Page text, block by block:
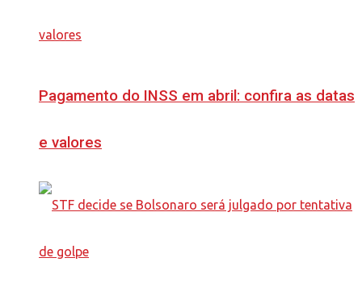
Pagamento do INSS em abril: confira as datas
e valores